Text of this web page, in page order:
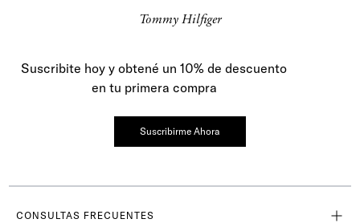
Tommy Hilfiger
Suscribite hoy y obtené un 10% de descuento
en tu primera compra
Suscribirme Ahora
CONSULTAS FRECUENTES